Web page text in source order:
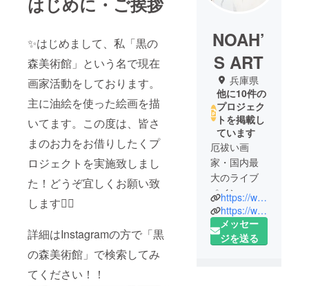
✨はじめまして、私「黒の
森美術館」という名で現在
画家活動をしております。
主に油絵を使った絵画を描
いてます。この度は、皆さ
まのお力をお借りしたくプ
ロジェクトを実施致しまし
た！どうぞ宜しくお願い致
します🙇‍♂️
詳細はInstagramの方で「黒
の森美術館」で検索してみ
てください！！
NOAH’
S ART
兵庫県
他に10件の
プロジェク
トを掲載し
ています
厄祓い画
家・国内最
大のライブ
ペイン
ター。
1998 年香川
https://www.instagram.com/takumikurogi_official/
https://www.youtube.com/@%E3%81%8C%E3%81%8B%E3%81%8F%E3%82%8D%E3%81%8E
メッセー
ジを送る